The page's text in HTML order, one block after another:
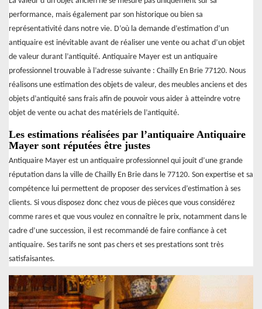
performance, mais également par son historique ou bien sa
représentativité dans notre vie. D’où la demande d’estimation d’un
antiquaire est inévitable avant de réaliser une vente ou achat d’un objet
de valeur durant l’antiquité. Antiquaire Mayer est un antiquaire
professionnel trouvable à l’adresse suivante : Chailly En Brie 77120. Nous
réalisons une estimation des objets de valeur, des meubles anciens et des
objets d’antiquité sans frais afin de pouvoir vous aider à atteindre votre
objet de vente ou achat des matériels de l’antiquité.
Les estimations réalisées par l’antiquaire Antiquaire
Mayer sont réputées être justes
Antiquaire Mayer est un antiquaire professionnel qui jouit d’une grande
réputation dans la ville de Chailly En Brie dans le 77120. Son expertise et sa
compétence lui permettent de proposer des services d’estimation à ses
clients. Si vous disposez donc chez vous de pièces que vous considérez
comme rares et que vous voulez en connaître le prix, notamment dans le
cadre d’une succession, il est recommandé de faire confiance à cet
antiquaire. Ses tarifs ne sont pas chers et ses prestations sont très
satisfaisantes.